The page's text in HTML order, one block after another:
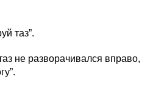
таз”.
не разворачивался вправо,